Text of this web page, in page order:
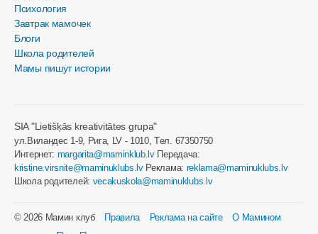
Психология
Завтрак мамочек
Блоги
Школа родителей
Мамы пишут истории
SIA "Lietišķās kreativitātes grupa"
ул.Виландес 1-9, Рига, LV - 1010, Tел. 67350750
Интернет: margarita@maminklub.lvПередача:
kristine.virsnite@maminuklubs.lvРеклама: reklama@maminuklubs.lv
Школа родителей: vecakuskola@maminuklubs.lv
© 2026 Мамин клуб Правила Реклама на сайте
О Мамином